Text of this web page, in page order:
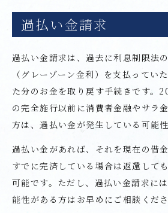
過払い金請求
過払い金請求は、過去に利息制限法
（グレーゾーン金利）を支払ってい
た分のお金を取り戻す手続きです。
の完全施行以前に消費者金融やサラ
方は、過払い金が発生している可能性
過払い金があれば、それを現在の借
すでに完済している場合は返還して
可能です。ただし、過払い金請求に
能性がある方はお早めにご相談くださ